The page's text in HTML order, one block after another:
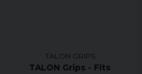
TALON GRIPS
TALON Grips - Fits